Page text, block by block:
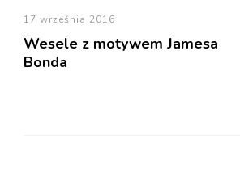
17 września 2016
Wesele z motywem Jamesa
Bonda